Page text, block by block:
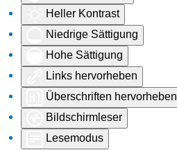
Heller Kontrast
Niedrige Sättigung
Hohe Sättigung
Links hervorheben
Überschriften hervorheben
Bildschirmleser
Lesemodus